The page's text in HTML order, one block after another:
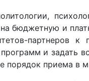
бюджетную и
и
приема в